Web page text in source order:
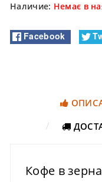
Наличие: Немає в
Facebook
Кофе в